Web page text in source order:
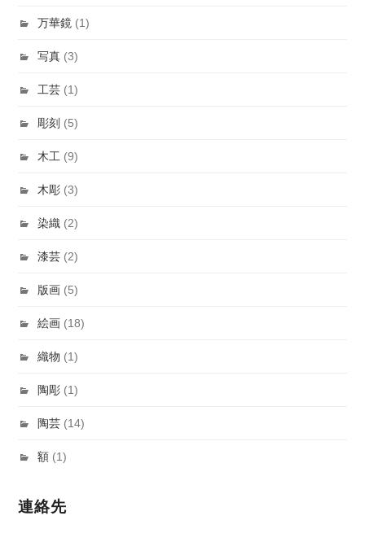
万華鏡 (1)
写真 (3)
工芸 (1)
彫刻 (5)
木工 (9)
木彫 (3)
染織 (2)
漆芸 (2)
版画 (5)
絵画 (18)
織物 (1)
陶彫 (1)
陶芸 (14)
額 (1)
連絡先